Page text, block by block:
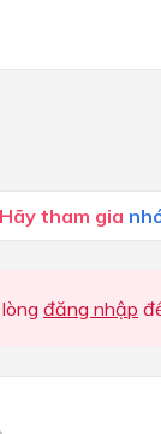
Hãy tham gia
đăng nhập